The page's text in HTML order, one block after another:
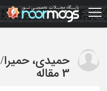
Skip
to
main
حمیدی، حمیرا/
3 مقاله